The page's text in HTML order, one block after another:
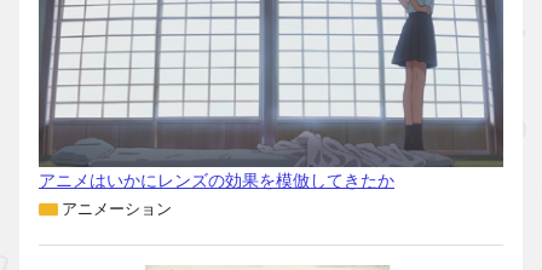
アニメはいかにレンズの効果を模倣してきたか
アニメーション